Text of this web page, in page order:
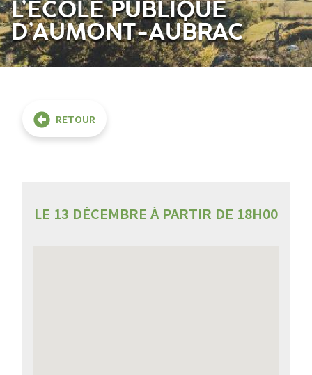
L’ÉCOLE PUBLIQUE
D’AUMONT-AUBRAC
RETOUR
LE 13 DÉCEMBRE À PARTIR DE 18H00